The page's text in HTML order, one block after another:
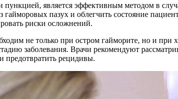
является эффективным методом в
гайморовых пазух и облегчить состояние
риски осложнений.
не только при остром гайморите, но и
заболевания. Врачи рекомендуют
предотвратить рецидивы.